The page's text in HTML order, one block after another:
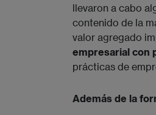
llevaron a cabo
contenido de la
valor agregado
empresarial con
prácticas de
Además de la